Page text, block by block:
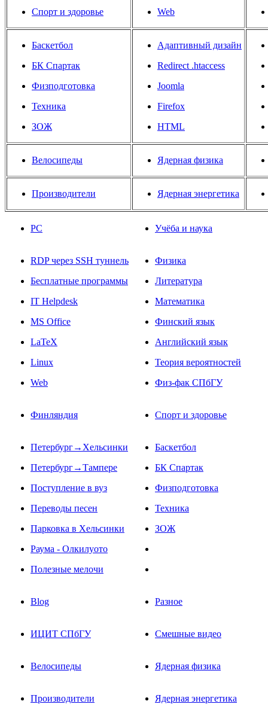
Спорт и здоровье Web
Баскетбол
БК Спартак
Физподготовка
Техника
ЗОЖ
Адаптивный дизайн
Redirect .htaccess
Joomla
Firefox
HTML
Велосипеды Ядерная физика
Производители Ядерная энергетика
PC Учёба и наука
RDP через SSH туннель
Бесплатные программы
IT Helpdesk
MS Office
LaTeX
Linux
Web
Физика
Литература
Математика
Финский язык
Английский язык
Теория вероятностей
Физ-фак СПбГУ
Финляндия Спорт и здоровье
Петербург→Хельсинки
Петербург→Тампере
Поступление в вуз
Переводы песен
Парковка в Хельсинки
Раума - Олкилуото
Полезные мелочи
Баскетбол
БК Спартак
Физподготовка
Техника
ЗОЖ
Blog Разное
ИЦИТ СПбГУ Смешные видео
Велосипеды Ядерная физика
Производители Ядерная энергетика